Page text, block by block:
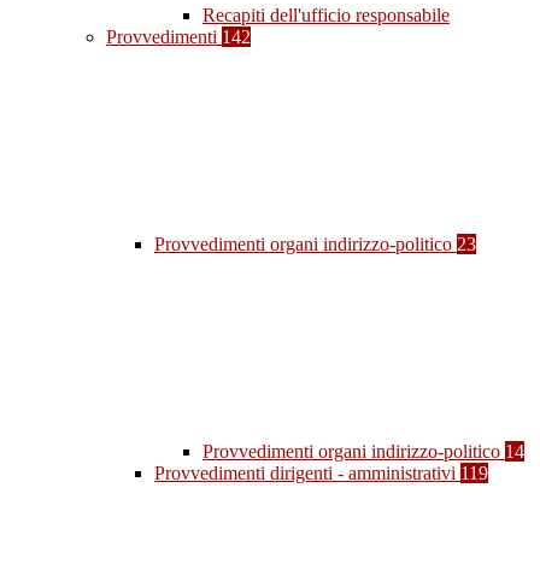
Recapiti dell'ufficio responsabile
Provvedimenti 142
Provvedimenti organi indirizzo-politico 23
Provvedimenti organi indirizzo-politico 14
Provvedimenti dirigenti - amministrativi 119